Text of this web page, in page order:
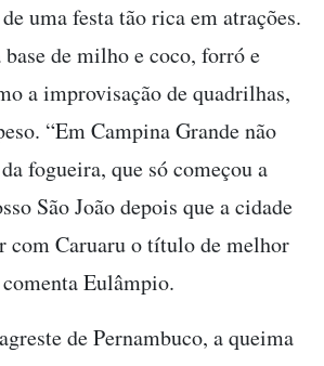
uma festa tão rica em atrações.
de milho e coco, forró e
a improvisação de quadrilhas,
“Em Campina Grande não
fogueira, que só começou a
São João depois que a cidade
com Caruaru o título de melhor
Eulâmpio.
de Pernambuco, a queima